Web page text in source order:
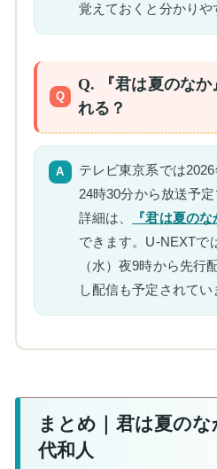
覚えておくと分かりや
Q. 『君は夏のな
れる？
テレビ東京系では
24時30分から放送予
詳細は、
『君は夏の
できます。U-NEXTで
（水）夜9時から先行
し配信も予定されてい
まとめ｜君は夏の
代和人